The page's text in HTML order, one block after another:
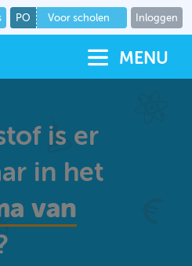
PO Voor scholen Inloggen
MENU
is er
in het
van